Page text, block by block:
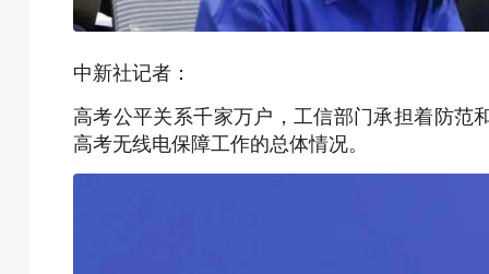
中新社记者：
高考公平关系千家万户，工信部门承担着防范
高考无线电保障工作的总体情况。